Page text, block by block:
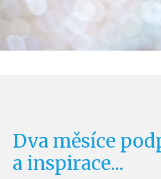
Dva měsíce
a inspirace...